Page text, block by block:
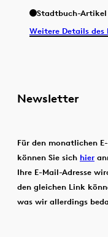
Stadtbuch-Artikel
Weitere Details des
Newsletter
Für den monatlichen
können Sie sich hier
Ihre E-Mail-Adresse
den gleichen Link
was wir allerdings